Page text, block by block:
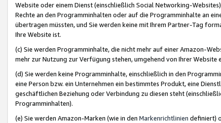
Website oder einem Dienst (einschließlich Social Networking-
Rechte an den Programminhalten oder auf die Programminhalte an
übertragen müssten, und Sie werden keine mit Ihrem Partner-Tag
Ihre Website ist.
(c) Sie werden Programminhalte, die nicht mehr auf einer Amazon-
mehr zur Nutzung zur Verfügung stehen, umgehend von Ihrer
(d) Sie werden keine Programminhalte, einschließlich in den
eine Person bzw. ein Unternehmen ein bestimmtes Produkt, eine
geschäftlichen Beziehung oder Verbindung zu diesen steht
Programminhalten).
(e) Sie werden Amazon-Marken (wie in den Markenrichtlinien definiert)